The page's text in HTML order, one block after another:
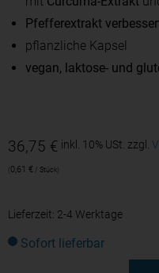
Pfefferextrakt
pflanzliche Kapsel
vegan, laktose- und
36,75 € inkl. 10% USt. zzgl.
0,61 € / Stück
Lieferzeit: 2-4 Werktage
Sofort lieferbar